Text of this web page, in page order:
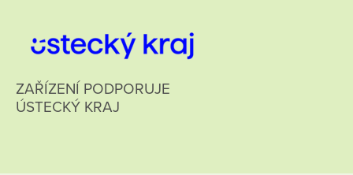
ZAŘÍZENÍ PODPORUJE
ÚSTECKÝ KRAJ